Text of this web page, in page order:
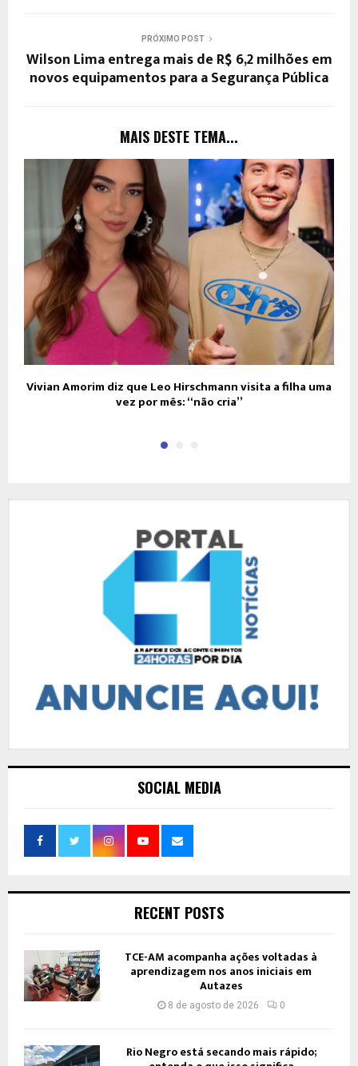
PRÓXIMO POST
Wilson Lima entrega mais de R$ 6,2 milhões em
novos equipamentos para a Segurança Pública
MAIS DESTE TEMA...
Vivian Amorim diz que Leo Hirschmann visita a filha uma
vez por mês: “não cria”
SOCIAL MEDIA
RECENT POSTS
TCE-AM acompanha ações voltadas à
aprendizagem nos anos iniciais em
Autazes
8 de agosto de 2026 0
Rio Negro está secando mais rápido;